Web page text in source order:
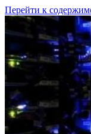
Перейти к